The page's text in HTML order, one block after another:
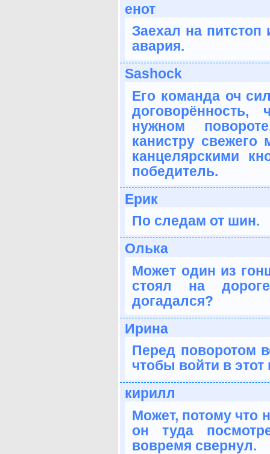
енот
Заехал на питстоп
авария.
Sashock
Его команда оч
нужном
канистру свежего
канцелярскими
победитель.
Ерик
По следам от шин.
Олька
Может один из
стоял на
догадался?
Ирина
Перед поворотом
чтобы войти в этот
кирилл
Может, потому что
он туда
вовремя свернул.